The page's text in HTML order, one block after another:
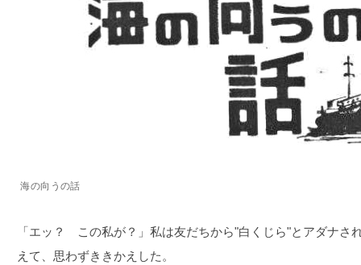
海の向うの話
「エッ？ この私が？」私は友だちから"白くじら"とアダナさ
えて、思わずききかえした。